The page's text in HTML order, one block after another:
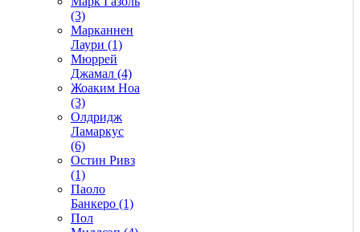
(3)
Марканнен
Лаури (1)
Мюррей
Джамал (4)
Жоаким Ноа
(3)
Олдридж
Ламаркус
(6)
Остин Ривз
(1)
Паоло
Банкеро (1)
Пол